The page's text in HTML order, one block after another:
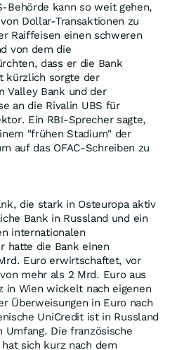
Behörde kann so weit gehen,
Dollar-Transaktionen zu
Raiffeisen einen schweren
von dem die
dass er die Bank
kürzlich sorgte der
Valley Bank und der
an die Rivalin UBS für
Ein RBI-Sprecher sagte,
"frühen Stadium" der
auf das OFAC-Schreiben zu
die stark in Osteuropa aktiv
Bank in Russland und ein
internationalen
hatte die Bank einen
Euro erwirtschaftet, vor
mehr als 2 Mrd. Euro aus
in Wien wickelt nach eigenen
Überweisungen in Euro nach
UniCredit ist in Russland
Umfang. Die französische
sich kurz nach dem